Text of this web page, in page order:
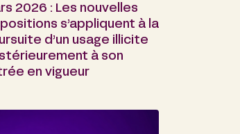
2026 : Les nouvelles
s’appliquent à la
d’un usage illicite
à son
en vigueur